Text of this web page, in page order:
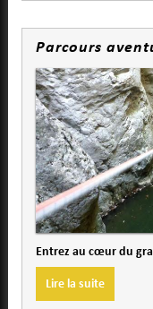
Parcours
Entrez au cœur du
Lire la suite